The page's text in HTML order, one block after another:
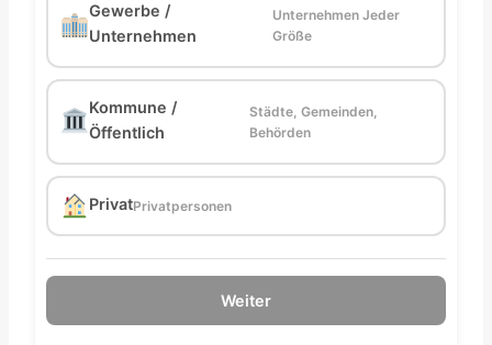
Gewerbe /
Unternehmen
Unternehmen Jeder
Größe
Kommune /
Öffentlich
Städte, Gemeinden,
Behörden
PrivatPrivatpersonen
Weiter